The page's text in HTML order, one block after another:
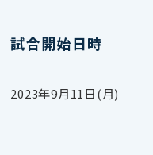
試合開始日時
2023年9月11日(月)